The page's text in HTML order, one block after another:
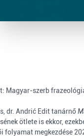
Magyar-szerb
dr. Andrić Edit tanárnő
ötlete is ekkor,
folyamat megkezdése